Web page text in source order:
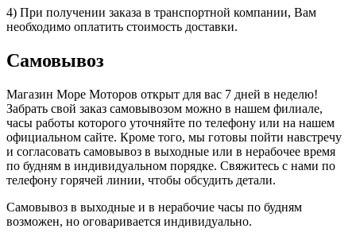
4) При получении заказа в транспортной компании, Вам
необходимо оплатить стоимость доставки.
Самовывоз
Магазин Море Моторов открыт для вас 7 дней в неделю!
Забрать свой заказ самовывозом можно в нашем филиале,
часы работы которого уточняйте по телефону или на нашем
официальном сайте. Кроме того, мы готовы пойти навстречу
и согласовать самовывоз в выходные или в нерабочее время
по будням в индивидуальном порядке. Свяжитесь с нами по
телефону горячей линии, чтобы обсудить детали.
Самовывоз в выходные и в нерабочие часы по будням
возможен, но оговаривается индивидуально.